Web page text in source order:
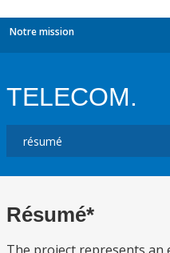
Notre mission
TELECOM.
Résumé*